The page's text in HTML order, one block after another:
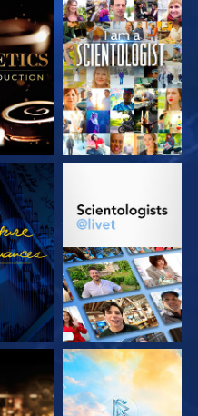
TITTA
UTFORSKA
UTFORSKA